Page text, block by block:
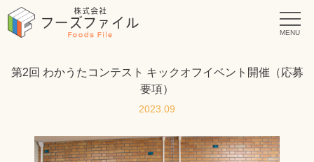
MENU
第2回 わかうたコンテスト キックオフイベント開催（応募
要項）
2023.09